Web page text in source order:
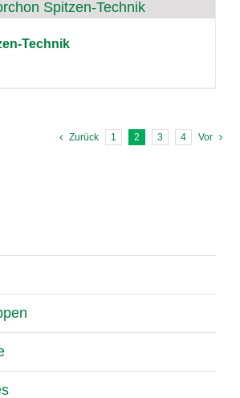
Technik
Zurück 1 2 3 4 Vor